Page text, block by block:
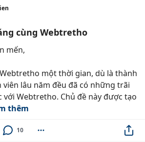
cùng Webtretho
mến,
một thời gian, dù là thành
viên lâu năm đều đã có những trãi
với Webtretho. Chủ đề này được tạo
thêm
10